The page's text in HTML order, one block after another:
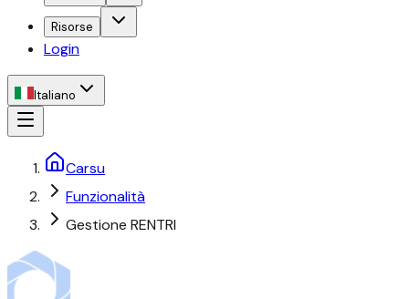
Risorse
Login
Italiano
Carsu
Funzionalità
Gestione RENTRI